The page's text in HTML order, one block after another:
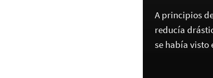
A principios
reducía
se había visto